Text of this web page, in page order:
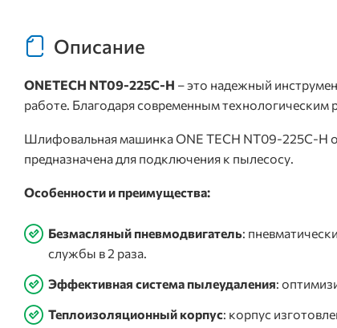
Описание
ONETECH NT09-225C-H – это надежный
работе. Благодаря современным
Шлифовальная машинка ONE TECH NT09-225C-H
предназначена для подключения к пылесосу.
Особенности и преимущества:
Безмасляный пневмодвигатель:
службы в 2 раза.
Эффективная система пылеудаления:
Теплоизоляционный корпус: корпус